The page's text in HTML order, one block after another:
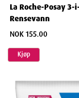
La Roche-Posay 3-
Rensevann
NOK 155.00
Kjøp